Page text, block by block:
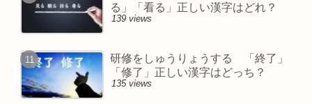
る」「看る」正しい漢字はどれ？
139 views
研修をしゅうりょうする 「終了」
「修了」正しい漢字はどっち？
135 views